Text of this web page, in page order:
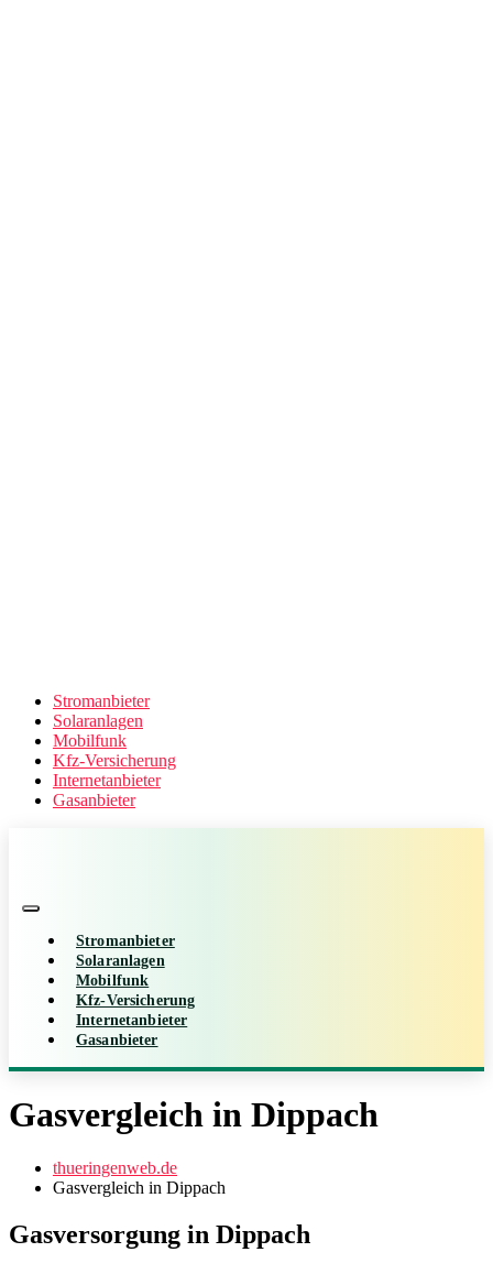
Stromanbieter
Solaranlagen
Mobilfunk
Kfz-Versicherung
Internetanbieter
Gasanbieter
Stromanbieter
Solaranlagen
Mobilfunk
Kfz-Versicherung
Internetanbieter
Gasanbieter
Gasvergleich in Dippach
thueringenweb.de
Gasvergleich in Dippach
Gasversorgung in Dippach